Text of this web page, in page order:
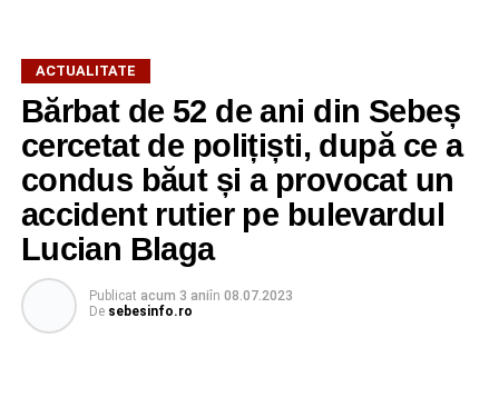
ACTUALITATE
Bărbat de 52 de ani din Sebeș
cercetat de polițiști, după ce a
condus băut și a provocat un
accident rutier pe bulevardul
Lucian Blaga
Publicat acum 3 aniîn 08.07.2023
De sebesinfo.ro